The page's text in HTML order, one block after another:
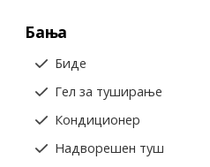
Бања
Биде
Гел за туширање
Кондиционер
Надворешен туш